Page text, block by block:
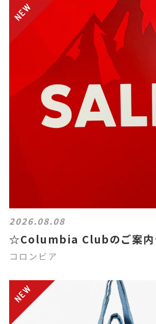
2026.08.08
☆Columbia Clubのご案
コロンビア